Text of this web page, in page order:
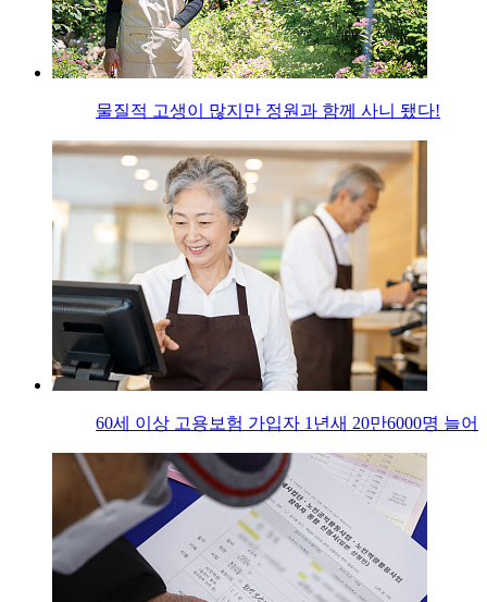
물질적 고생이 많지만 정원과 함께 사니 됐다!
60세 이상 고용보험 가입자 1년새 20만6000명 늘어